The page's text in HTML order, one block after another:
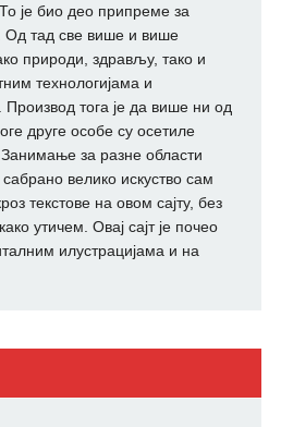
је био део припреме за
Од тад све више и више
природи, здрављу, тако и
технологијама и
Производ тога је да више ни од
друге особе су осетиле
за разне области
велико искуство сам
текстове на овом сајту, без
утичем. Овај сајт је почео
илустрацијама и на